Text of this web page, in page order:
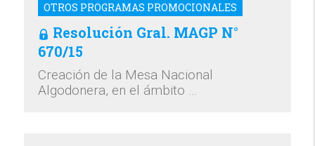
OTROS PROGRAMAS PROMOCIONALES
Resolución Gral. MAGP N°
670/15
Creación de la Mesa Nacional
Algodonera, en el ámbito …